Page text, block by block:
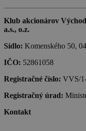
Klub akcionárov
a.s., o.z.
Sídlo: Komenského 50,
IČO: 52861058
Registračné číslo: VVS/
Registračný úrad:
Kontakt